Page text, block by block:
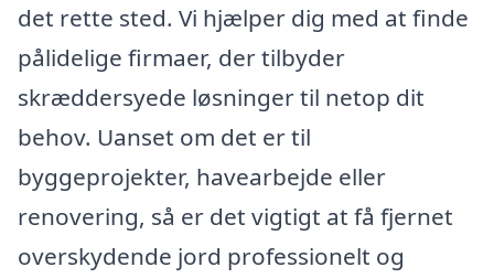
det rette sted. Vi hjælper dig med at finde
pålidelige firmaer, der tilbyder
skræddersyede løsninger til netop dit
behov. Uanset om det er til
byggeprojekter, havearbejde eller
renovering, så er det vigtigt at få fjernet
overskydende jord professionelt og